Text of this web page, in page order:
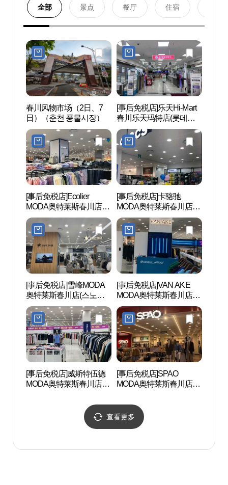
全部 景点 餐厅 住宿
春川风物市场（2日、7
日）（춘천 풍물시장）
[事后免税店]乐天Hi-Mart
春川乐天玛特店(롯데하
이마트 춘천롯데마트점)
[事后免税店]Ecolier
MODA奥特莱斯春川店
(에꼴리에 모다아울렛 춘
천점)
[事后免税店]卡骆驰
MODA奥特莱斯春川店
(크록스 모다아울렛 춘천
점)
[事后免税店]雪峰MODA
奥特莱斯春川店(스노우
피크 모다아울렛 춘천점)
[事后免税店]VAN AKE
MODA奥特莱斯春川店
(반에이크 모다아울렛 춘
천점)
[事后免税店]威斯特伍德
MODA奥特莱斯春川店
[事后免税店]SPAO
MODA奥特莱斯春川店
점)
查看更多